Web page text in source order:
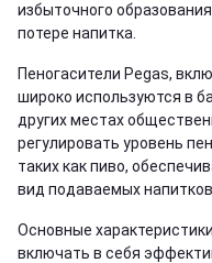
избыточного
потере напитка.
Пеногасители Pegas,
широко используются в
других местах
регулировать уровень
таких как пиво,
вид подаваемых напитков.
Основные характеристики
включать в себя